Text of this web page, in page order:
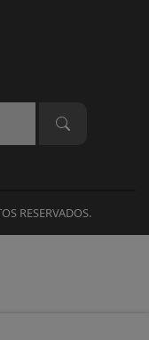
RESERVADOS.